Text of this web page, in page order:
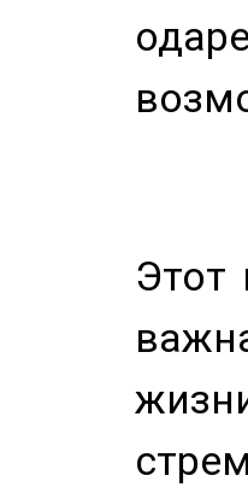
Этот